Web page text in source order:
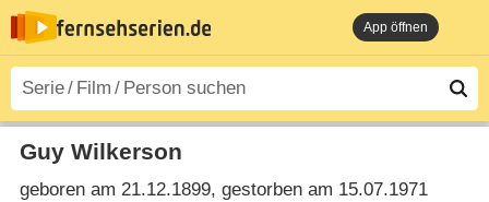
App öffnen
Guy Wilkerson
geboren am 21.12.1899, gestorben am 15.07.1971